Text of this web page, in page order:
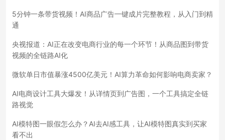
5分钟一条带货视频！AI商品广告一键成片完整教程，从入门到精
通
央视报道：AI正在改变电商行业的每一个环节！从商品图到带货
视频的全链路AI化
微软单日市值暴涨4500亿美元！AI算力革命如何影响电商卖家？
AI电商设计工具大爆发！从详情页到广告图，一个工具搞定全链
路视觉
AI模特图一眼假怎么办？AI去AI感工具，让AI模特图真实到买家
看不出